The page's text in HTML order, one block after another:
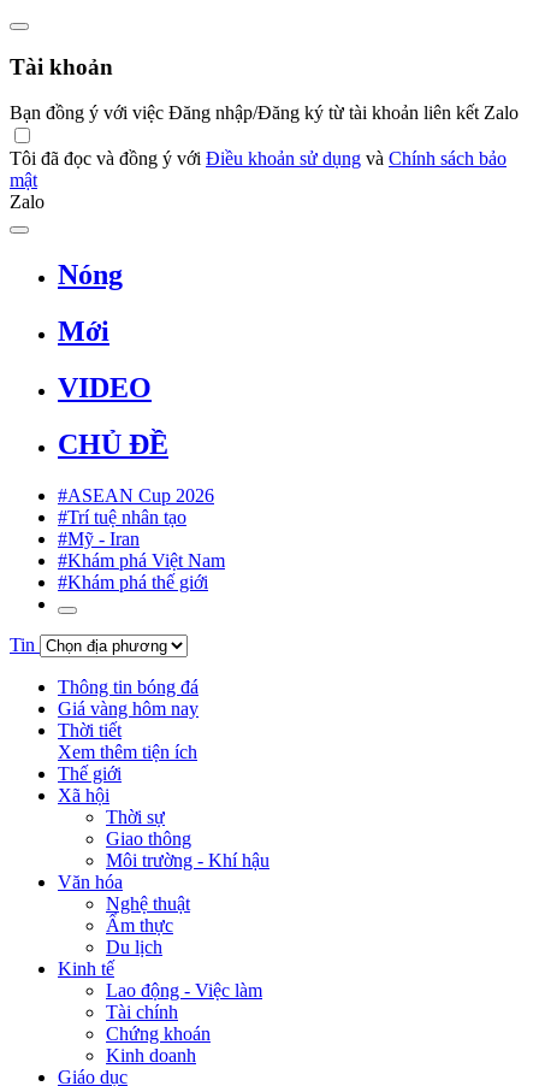
Tài khoản
Bạn đồng ý với việc Đăng nhập/Đăng ký từ tài khoản liên kết Zalo
Tôi đã đọc và đồng ý với Điều khoản sử dụng và Chính sách bảo
mật
Zalo
Nóng
Mới
VIDEO
CHỦ ĐỀ
#ASEAN Cup 2026
#Trí tuệ nhân tạo
#Mỹ - Iran
#Khám phá Việt Nam
#Khám phá thế giới
Tin
Thông tin bóng đá
Giá vàng hôm nay
Thời tiết
Xem thêm tiện ích
Thế giới
Xã hội
Thời sự
Giao thông
Môi trường - Khí hậu
Văn hóa
Nghệ thuật
Ẩm thực
Du lịch
Kinh tế
Lao động - Việc làm
Tài chính
Chứng khoán
Kinh doanh
Giáo dục